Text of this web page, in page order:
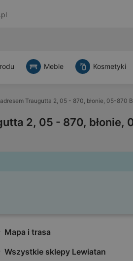
Meble Kosmetyki
Traugutta 2, 05 - 870, błonie, 05-870
2, 05 - 870, błonie,
Mapa i trasa
Wszystkie sklepy Lewiatan